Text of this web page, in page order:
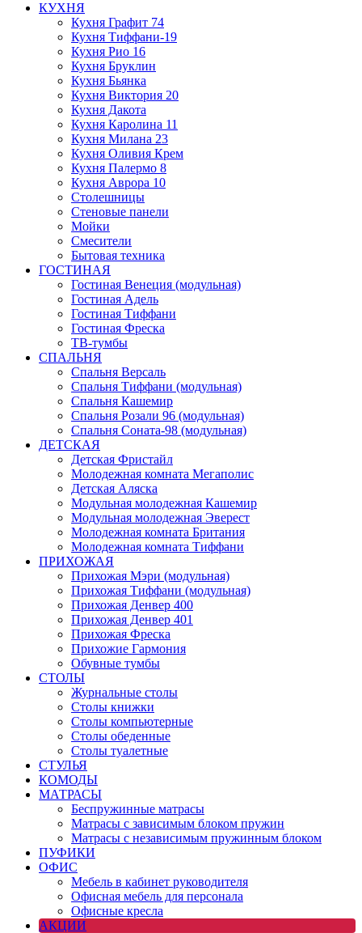
КУХНЯ
Кухня Графит 74
Кухня Тиффани-19
Кухня Рио 16
Кухня Бруклин
Кухня Бьянка
Кухня Виктория 20
Кухня Дакота
Кухня Каролина 11
Кухня Милана 23
Кухня Оливия Крем
Кухня Палермо 8
Кухня Аврора 10
Столешницы
Стеновые панели
Мойки
Смесители
Бытовая техника
ГОСТИНАЯ
Гостиная Венеция (модульная)
Гостиная Адель
Гостиная Тиффани
Гостиная Фреска
ТВ-тумбы
СПАЛЬНЯ
Спальня Версаль
Спальня Тиффани (модульная)
Спальня Кашемир
Спальня Розали 96 (модульная)
Спальня Соната-98 (модульная)
ДЕТСКАЯ
Детская Фристайл
Молодежная комната Мегаполис
Детская Аляска
Модульная молодежная Кашемир
Модульная молодежная Эверест
Молодежная комната Британия
Молодежная комната Тиффани
ПРИХОЖАЯ
Прихожая Мэри (модульная)
Прихожая Тиффани (модульная)
Прихожая Денвер 400
Прихожая Денвер 401
Прихожая Фреска
Прихожие Гармония
Обувные тумбы
СТОЛЫ
Журнальные столы
Столы книжки
Столы компьютерные
Столы обеденные
Столы туалетные
СТУЛЬЯ
КОМОДЫ
МАТРАСЫ
Беспружинные матрасы
Матрасы с зависимым блоком пружин
Матрасы с независимым пружинным блоком
ПУФИКИ
ОФИС
Мебель в кабинет руководителя
Офисная мебель для персонала
Офисные кресла
АКЦИИ